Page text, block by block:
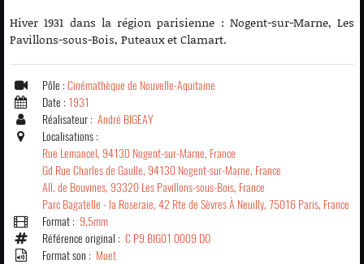
Hiver 1931 dans la région parisienne : Nogent-sur-Marne, Les
Pavillons-sous-Bois, Puteaux et Clamart.
Pôle : Cinémathèque de Nouvelle-Aquitaine
Date : 1931
Réalisateur : André BIGEAY
Localisations :
Rue Lemancel, 94130 Nogent-sur-Marne, France
Gd Rue Charles de Gaulle, 94130 Nogent-sur-Marne, France
All. de Bouvines, 93320 Les Pavillons-sous-Bois, France
Parc Bagatelle - la Roseraie, 42 Rte de Sèvres À Neuilly, 75016 Paris, France
Format : 9,5mm
Référence original : C P9 BIG01 0009 DO
Format son : Muet